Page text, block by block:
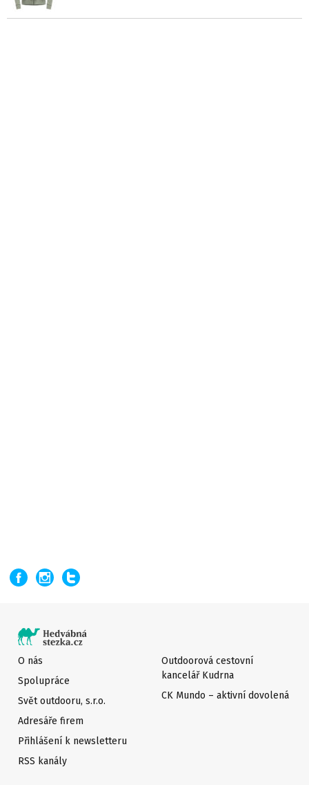
O nás
Spolupráce
Svět outdooru, s.r.o.
Adresáře firem
Přihlášení k newsletteru
Outdoorová cestovní
kancelář Kudrna
CK Mundo – aktivní dovolená
RSS kanály